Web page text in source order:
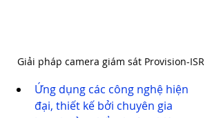
Giải pháp camera giám sát Provision-ISR
Ứng dụng các công nghệ hiện
đại, thiết kế bởi chuyên gia